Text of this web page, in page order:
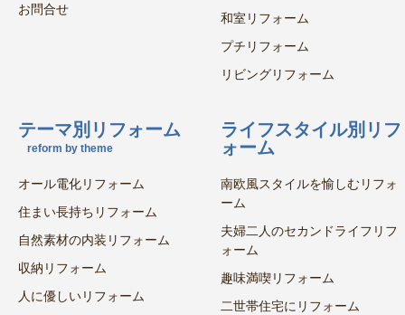
お問合せ
和室リフォーム
プチリフォーム
リビングリフォーム
テーマ別リフォーム
reform by theme
オール電化リフォーム
住まい長持ちリフォーム
自然素材の内装リフォーム
収納リフォーム
人に優しいリフォーム
ライフスタイル別リフ
ォーム
南欧風スタイルを愉しむリフォ
ーム
夫婦二人のセカンドライフリフ
ォーム
趣味満喫リフォーム
二世帯住宅にリフォーム